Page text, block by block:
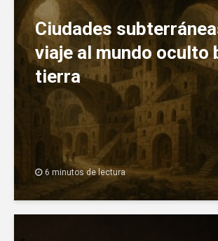
Ciudades
viaje al mundo oculto
tierra
6 minutos de lectura